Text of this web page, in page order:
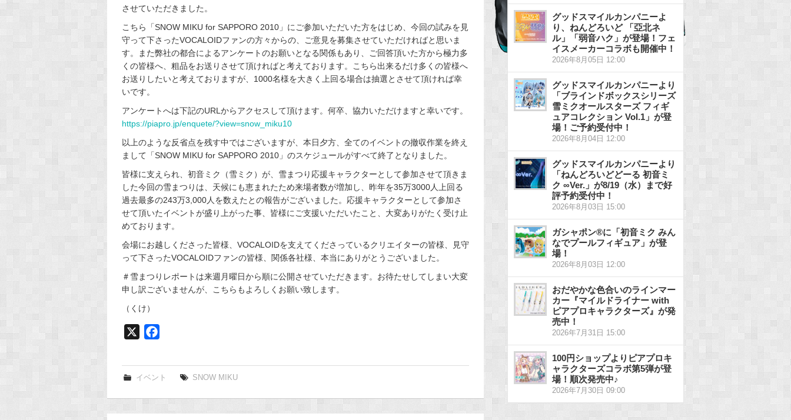
させていただきました。
こちら「SNOW MIKU for SAPPORO 2010」にご参加いただいた方をはじめ、今回の試みを見
守って下さったVOCALOIDファンの方々からの、ご意見を募集させていただければと思いま
す。また弊社の都合によるアンケートのお願いとなる関係もあり、ご回答頂いた方から極力多
くの皆様へ、粗品をお送りさせて頂ければと考えております。こちら出来るだけ多くの皆様へ
お送りしたいと考えておりますが、1000名様を大きく上回る場合は抽選とさせて頂ければ幸
いです。
アンケートへは下記のURLからアクセスして頂けます。何卒、協力いただけますと幸いです。
https://piapro.jp/enquete/?view=snow_miku10
以上のような反省点を残す中ではございますが、本日夕方、全てのイベントの撤収作業を終え
まして「SNOW MIKU for SAPPORO 2010」のスケジュールがすべて終了となりました。
皆様に支えられ、初音ミク（雪ミク）が、雪まつり応援キャラクターとして参加させて頂きま
した今回の雪まつりは、天候にも恵まれたため来場者数が増加し、昨年を35万3000人上回る
過去最多の243万3,000人を数えたとの報告がございました。応援キャラクターとして参加さ
せて頂いたイベントが盛り上がった事、皆様にご支援いただいたこと、大変ありがたく受け止
めております。
会場にお越しくださった皆様、VOCALOIDを支えてくださっているクリエイターの皆様、見守
って下さったVOCALOIDファンの皆様、関係各社様、本当にありがとうございました。
＃雪まつりレポートは来週月曜日から順に公開させていただきます。お待たせしてしまい大変
申し訳ございませんが、こちらもよろしくお願い致します。
（くけ）
e
イベント SNOW MIKU
グッドスマイルカンパニーよ
り、ねんどろいど 「亞北ネ
ル」「弱音ハク」が登場！フェ
イスメーカーコラボも開催中！
2026年8月05日 12:00
グッドスマイルカンパニーより
「ブラインドボックスシリーズ
雪ミクオールスターズ フィギ
ュアコレクション Vol.1」が登
場！ご予約受付中！
2026年8月04日 12:00
グッドスマイルカンパニーより
「ねんどろいどどーる 初音ミ
ク ∞Ver.」が8/19（水）まで好
評予約受付中！
2026年8月03日 15:00
ガシャポン®に「初音ミク みん
なでプールフィギュア」が登
場！
2026年8月03日 12:00
おだやかな色合いのラインマー
カー『マイルドライナー with
ピアプロキャラクターズ』が発
売中！
2026年7月31日 15:00
100円ショップよりピアプロキ
ャラクターズコラボ第5弾が登
場！順次発売中♪
2026年7月30日 09:00